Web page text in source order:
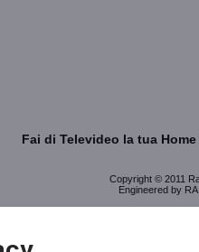
Fai di Televideo la tua Home
Copyright © 2011
Engineered by